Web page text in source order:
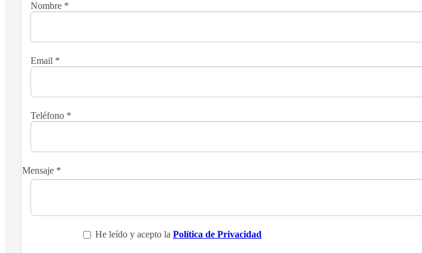
Nombre *
Email *
Teléfono *
Mensaje *
He leído y acepto la Política de Privacidad